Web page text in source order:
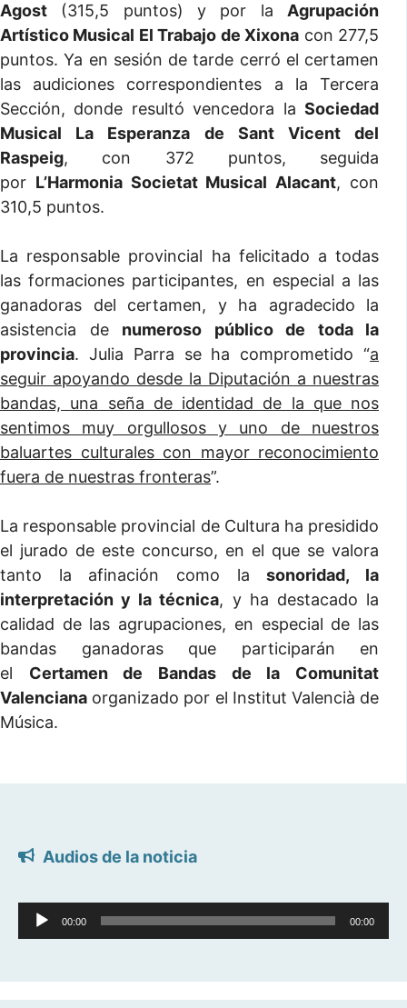
Agost (315,5 puntos) y por la Agrupación
Artístico Musical El Trabajo de Xixona con 277,5
puntos. Ya en sesión de tarde cerró el certamen
las audiciones correspondientes a la Tercera
Sección, donde resultó vencedora la Sociedad
Musical La Esperanza de Sant Vicent del
Raspeig, con 372 puntos, seguida
por L’Harmonia Societat Musical Alacant, con
310,5 puntos.
La responsable provincial ha felicitado a todas
las formaciones participantes, en especial a las
ganadoras del certamen, y ha agradecido la
asistencia de numeroso público de toda la
provincia. Julia Parra se ha comprometido “a
seguir apoyando desde la Diputación a nuestras
bandas, una seña de identidad de la que nos
sentimos muy orgullosos y uno de nuestros
baluartes culturales con mayor reconocimiento
fuera de nuestras fronteras”.
La responsable provincial de Cultura ha presidido
el jurado de este concurso, en el que se valora
tanto la afinación como lasonoridad, la
interpretación y la técnica, y ha destacado la
calidad de las agrupaciones, en especial de las
bandas ganadoras que participarán en
el Certamen de Bandas de la Comunitat
Valenciana organizado por el Institut Valencià de
Música.
Audios de la noticia
Reproductor
de
00:00 00:00